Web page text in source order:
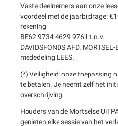
Vaste deelnemers aan onze
voordeel met de jaarbijdrage:
rekening
BE62 9734 4629 9761 t.n.v.
DAVIDSFONDS AFD. MORTSEL-
mededeling LEES.
(*) Veiligheid: onze toepassing
te betalen. Je neemt zelf het
overschrijving.
Houders van de Mortselse
genieten elke sessie van het